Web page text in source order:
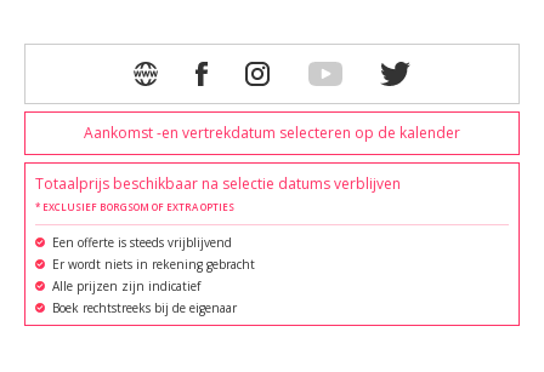
Aankomst -en vertrekdatum selecteren op de kalender
Totaalprijs beschikbaar na selectie datums verblijven
* EXCLUSIEF BORGSOM OF EXTRA OPTIES
Een offerte is steeds vrijblijvend
Er wordt niets in rekening gebracht
Alle prijzen zijn indicatief
Boek rechtstreeks bij de eigenaar